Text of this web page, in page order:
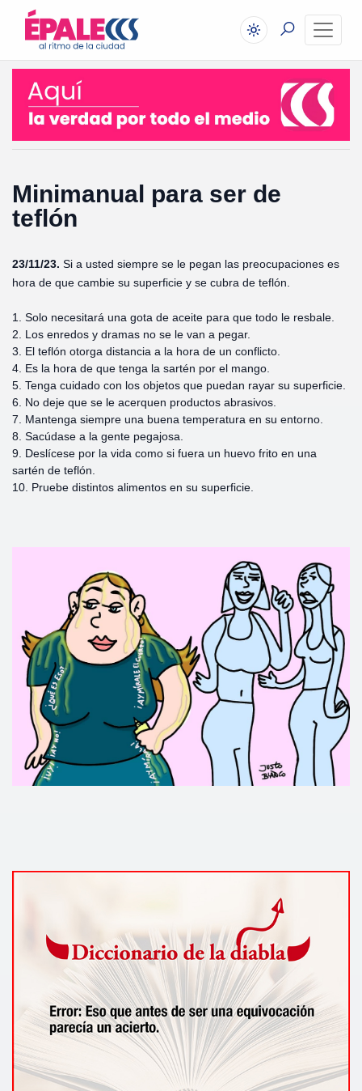
Minimanual para ser de
teflón
23/11/23. Si a usted siempre se le pegan las preocupaciones es
hora de que cambie su superficie y se cubra de teflón.
1. Solo necesitará una gota de aceite para que todo le resbale.
2. Los enredos y dramas no se le van a pegar.
3. El teflón otorga distancia a la hora de un conflicto.
4. Es la hora de que tenga la sartén por el mango.
5. Tenga cuidado con los objetos que puedan rayar su superficie.
6. No deje que se le acerquen productos abrasivos.
7. Mantenga siempre una buena temperatura en su entorno.
8. Sacúdase a la gente pegajosa.
9. Deslícese por la vida como si fuera un huevo frito en una
sartén de teflón.
10. Pruebe distintos alimentos en su superficie.